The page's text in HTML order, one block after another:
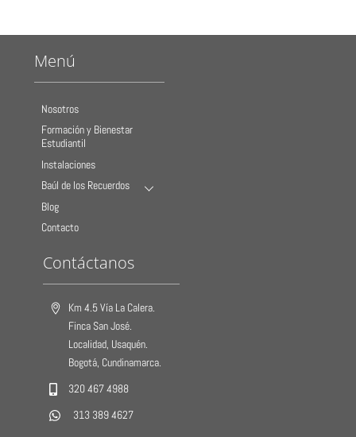
Menú
Nosotros
Formación y Bienestar
Estudiantil
Instalaciones
Baúl de los Recuerdos
Blog
Contacto
Contáctanos
Km 4.5 Vía La Calera.
Finca San José.
Localidad, Usaquén.
Bogotá, Cundinamarca.
320 467 4988
313 389 4627